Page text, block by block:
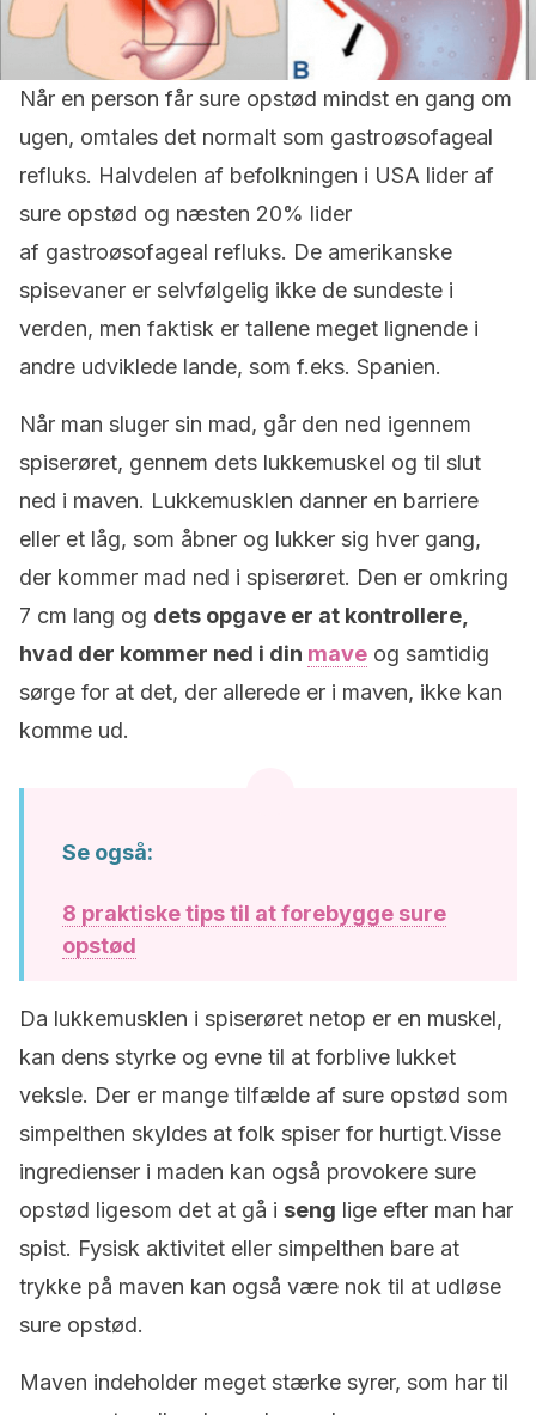
Når en person får sure opstød mindst en gang om
ugen, omtales det normalt som gastroøsofageal
refluks. Halvdelen af befolkningen i USA lider af
sure opstød og næsten 20% lider
af gastroøsofageal refluks. De amerikanske
spisevaner er selvfølgelig ikke de sundeste i
verden, men faktisk er tallene meget lignende i
andre udviklede lande, som f.eks. Spanien.
Når man sluger sin mad, går den ned igennem
spiserøret, gennem dets lukkemuskel og til slut
ned i maven. Lukkemusklen danner en barriere
eller et låg, som åbner og lukker sig hver gang,
der kommer mad ned i spiserøret. Den er omkring
7 cm lang og dets opgave er at kontrollere,
hvad der kommer ned i din mave og samtidig
sørge for at det, der allerede er i maven, ikke kan
komme ud.
Se også:
8 praktiske tips til at forebygge sure
opstød
Da lukkemusklen i spiserøret netop er en muskel,
kan dens styrke og evne til at forblive lukket
veksle. Der er mange tilfælde af sure opstød som
simpelthen skyldes at folk spiser for hurtigt.Visse
ingredienser i maden kan også provokere sure
opstød ligesom det at gå i seng lige efter man har
spist. Fysisk aktivitet eller simpelthen bare at
trykke på maven kan også være nok til at udløse
sure opstød.
Maven indeholder meget stærke syrer, som har til